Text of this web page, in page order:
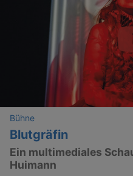
Bühne
Blutgräfin
Ein multimediales
Huimann